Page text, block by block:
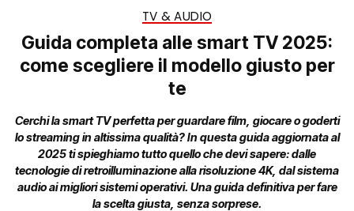
TV & AUDIO
Guida completa alle smart TV 2025:
come scegliere il modello giusto per
te
Cerchi la smart TV perfetta per guardare film, giocare o goderti
lo streaming in altissima qualità? In questa guida aggiornata al
2025 ti spieghiamo tutto quello che devi sapere: dalle
tecnologie di retroilluminazione alla risoluzione 4K, dal sistema
audio ai migliori sistemi operativi. Una guida definitiva per fare
la scelta giusta, senza sorprese.